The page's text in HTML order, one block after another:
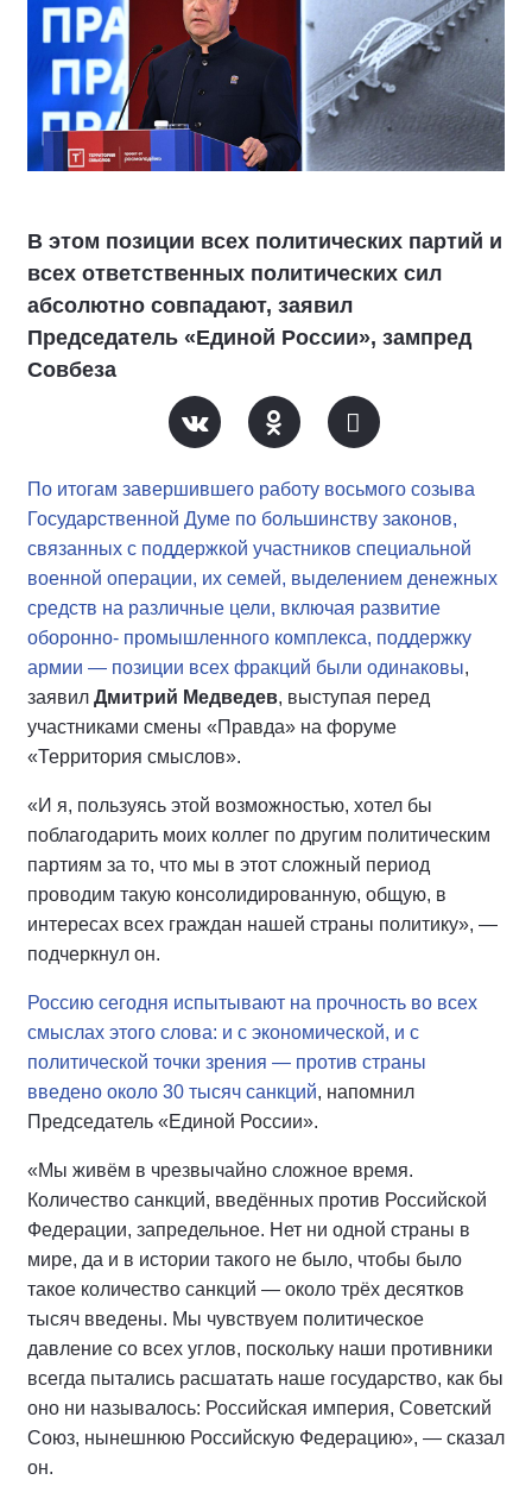
В этом позиции всех политических партий и
всех ответственных политических сил
абсолютно совпадают, заявил
Председатель «Единой России», зампред
Совбеза
По итогам завершившего работу восьмого созыва
Государственной Думе по большинству законов,
связанных с поддержкой участников специальной
военной операции, их семей, выделением денежных
средств на различные цели, включая развитие
оборонно- промышленного комплекса, поддержку
армии — позиции всех фракций были одинаковы,
заявил Дмитрий Медведев, выступая перед
участниками смены «Правда» на форуме
«Территория смыслов».
«И я, пользуясь этой возможностью, хотел бы
поблагодарить моих коллег по другим политическим
партиям за то, что мы в этот сложный период
проводим такую консолидированную, общую, в
интересах всех граждан нашей страны политику», —
подчеркнул он.
Россию сегодня испытывают на прочность во всех
смыслах этого слова: и с экономической, и с
политической точки зрения — против страны
введено около 30 тысяч санкций, напомнил
Председатель «Единой России».
«Мы живём в чрезвычайно сложное время.
Количество санкций, введённых против Российской
Федерации, запредельное. Нет ни одной страны в
мире, да и в истории такого не было, чтобы было
такое количество санкций — около трёх десятков
тысяч введены. Мы чувствуем политическое
давление со всех углов, поскольку наши противники
всегда пытались расшатать наше государство, как бы
оно ни называлось: Российская империя, Советский
Союз, нынешнюю Российскую Федерацию», — сказал
он.